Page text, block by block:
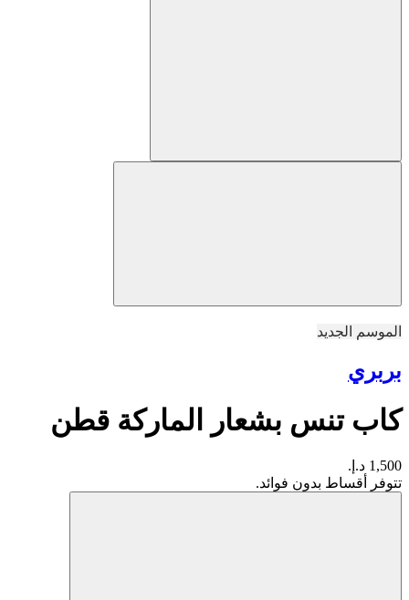
الموسم الجديد
بربري
كاب تنس بشعار الماركة قطن
1,500 د.إ.
تتوفر أقساط بدون فوائد.